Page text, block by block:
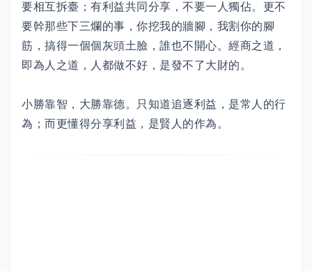
要相互拆臺；有利益共同分享，不要一人獨佔。更不
要幹那些下三爛的事，你挖我的牆腳，我割你的腳
筋，搞得一個個灰頭土臉，誰也不開心。經商之道，
即為人之道，人都做不好，是發不了大財的。
小勝靠智，大勝靠德。只知道追逐利益，是常人的行
為；而更懂得分享利益，是賢人的作為。